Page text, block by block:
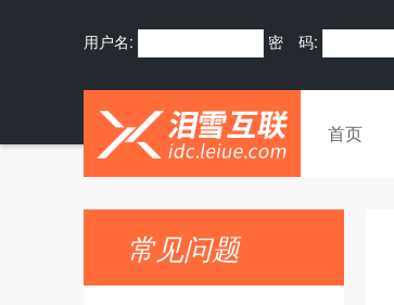
用户名: 密 码:
首页
常见问题